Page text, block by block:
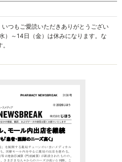
いつもご愛読いただきありがとうござい
）～14日（金）は休みになります。な